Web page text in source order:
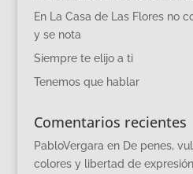
En La Casa de Las Flores no
y se nota
Siempre te elijo a ti
Tenemos que hablar
Comentarios recientes
PabloVergara en De penes,
colores y libertad de